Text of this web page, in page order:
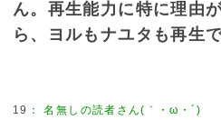
ん。再生能力に特に理由
ら、ヨルもナユタも再生
19 ：名無しの読者さん(｀・ω・´)